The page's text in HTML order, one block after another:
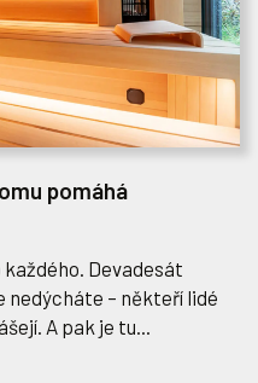
pomáhá
Devadesát
nedýcháte – někteří lidé
A pak je tu...